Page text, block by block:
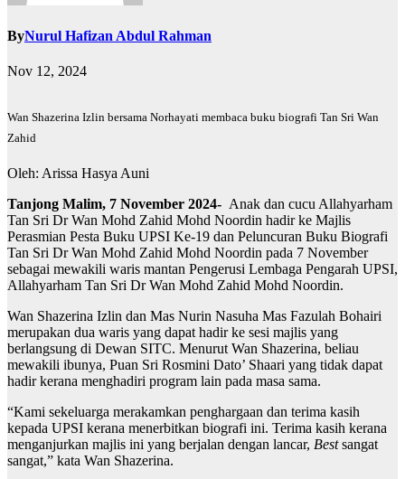
ByNurul Hafizan Abdul Rahman
Nov 12, 2024
Wan Shazerina Izlin bersama Norhayati membaca buku biografi Tan Sri Wan
Zahid
Oleh: Arissa Hasya Auni
Tanjong Malim, 7 November 2024- Anak dan cucu Allahyarham
Tan Sri Dr Wan Mohd Zahid Mohd Noordin hadir ke Majlis
Perasmian Pesta Buku UPSI Ke-19 dan Peluncuran Buku Biografi
Tan Sri Dr Wan Mohd Zahid Mohd Noordin pada 7 November
sebagai mewakili waris mantan Pengerusi Lembaga Pengarah UPSI,
Allahyarham Tan Sri Dr Wan Mohd Zahid Mohd Noordin.
Wan Shazerina Izlin dan Mas Nurin Nasuha Mas Fazulah Bohairi
merupakan dua waris yang dapat hadir ke sesi majlis yang
berlangsung di Dewan SITC. Menurut Wan Shazerina, beliau
mewakili ibunya, Puan Sri Rosmini Dato’ Shaari yang tidak dapat
hadir kerana menghadiri program lain pada masa sama.
“Kami sekeluarga merakamkan penghargaan dan terima kasih
kepada UPSI kerana menerbitkan biografi ini. Terima kasih kerana
menganjurkan majlis ini yang berjalan dengan lancar, Bestsangat
sangat,” kata Wan Shazerina.